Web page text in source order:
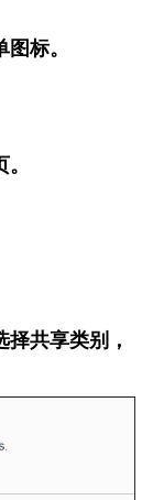
标。
共享类别，